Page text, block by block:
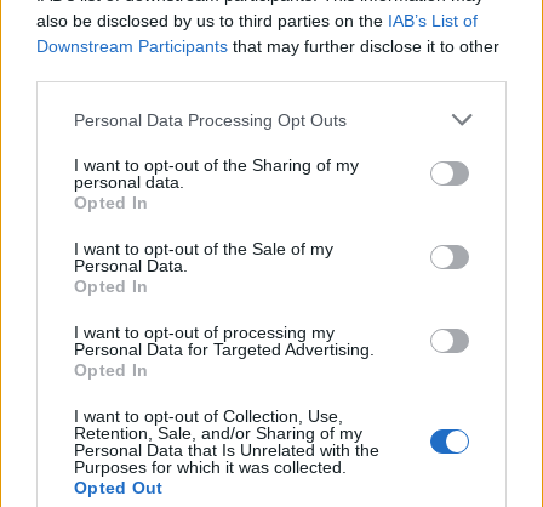
also be disclosed by us to third parties on the IAB’s List of
Downstream Participants that may further disclose it to other
Personal Data Processing Opt Outs
I want to opt-out of the Sharing of my
personal data.
Opted In
I want to opt-out of the Sale of my
Personal Data.
Opted In
I want to opt-out of processing my
Personal Data for Targeted Advertising.
Opted In
I want to opt-out of Collection, Use,
Retention, Sale, and/or Sharing of my
Personal Data that Is Unrelated with the
Purposes for which it was collected.
Opted Out
contempo, di un ecosistema globale, favorendo quindi
un’accelerazione del business.”
“Grazie agli operatori che rimuovono gli ostacoli
per le grandi imprese sia per i produttori di device investire nei
dispositivi connessi. Ci aspettiamo che questo conduca il settore ad
un nuovo punto di svolta,” ha dichiarato Steve Hilton, Principal
Analyst Analysis Mason.
I clienti internazionali di Orange potranno beneficiare di soluzioni
competitive a lungo termine, continue e sostenibili grazie alle
dispositivi una connettività a basso costo e altamente affidabile.
Condividi questo articolo: